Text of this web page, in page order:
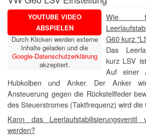
YOUTUBE VIDEO
ABSPIELEN
Durch Klicken werden externe
Inhalte geladen und die
Google-Datenschutzerklärung
akzeptiert.
Wie
G60 kurz
Das
kurz LSV
Auf einer
Hubkolben und Anker. Der Anker
Ansteuerung gegen die Rückstellfeder
des Steuerstromes (Taktfrequenz) wird die
Kann das
werden?